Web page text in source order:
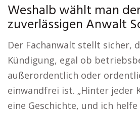
Weshalb wählt man
zuverlässigen Anwalt
Der Fachanwalt stellt sicher,
Kündigung, egal ob
außerordentlich oder
einwandfrei ist. „Hinter jeder
eine Geschichte, und ich